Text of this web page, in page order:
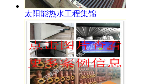
太阳能热水工程集锦